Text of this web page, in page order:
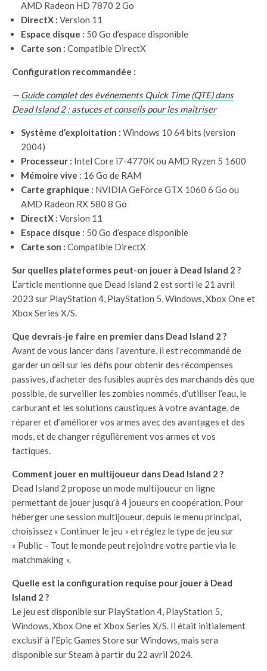
AMD Radeon HD 7870 2 Go
DirectX : Version 11
Espace disque : 50 Go d’espace disponible
Carte son : Compatible DirectX
Configuration recommandée :
—Guide complet des événements Quick Time (QTE) dans
Dead Island 2 : astuces et conseils pour les maîtriser
Système d’exploitation : Windows 10 64 bits (version
2004)
Processeur : Intel Core i7-4770K ou AMD Ryzen 5 1600
Mémoire vive : 16 Go de RAM
Carte graphique : NVIDIA GeForce GTX 1060 6 Go ou
AMD Radeon RX 580 8 Go
DirectX : Version 11
Espace disque : 50 Go d’espace disponible
Carte son : Compatible DirectX
Sur quelles plateformes peut-on jouer à Dead Island 2 ?
L’article mentionne que Dead Island 2 est sorti le 21 avril
2023 sur PlayStation 4, PlayStation 5, Windows, Xbox One et
Xbox Series X/S.
Que devrais-je faire en premier dans Dead Island 2 ?
Avant de vous lancer dans l’aventure, il est recommandé de
garder un œil sur les défis pour obtenir des récompenses
passives, d’acheter des fusibles auprès des marchands dès que
possible, de surveiller les zombies nommés, d’utiliser l’eau, le
carburant et les solutions caustiques à votre avantage, de
réparer et d’améliorer vos armes avec des avantages et des
mods, et de changer régulièrement vos armes et vos
tactiques.
Comment jouer en multijoueur dans Dead Island 2 ?
Dead Island 2 propose un mode multijoueur en ligne
permettant de jouer jusqu’à 4 joueurs en coopération. Pour
héberger une session multijoueur, depuis le menu principal,
choisissez « Continuer le jeu » et réglez le type de jeu sur
« Public – Tout le monde peut rejoindre votre partie via le
matchmaking ».
Quelle est la configuration requise pour jouer à Dead
Island 2 ?
Le jeu est disponible sur PlayStation 4, PlayStation 5,
Windows, Xbox One et Xbox Series X/S. Il était initialement
exclusif à l’Epic Games Store sur Windows, mais sera
disponible sur Steam à partir du 22 avril 2024.